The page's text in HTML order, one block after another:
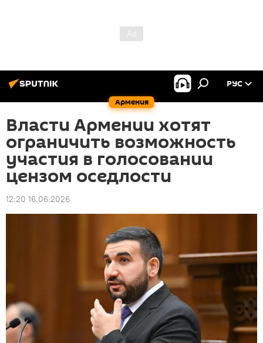
Армения
РУС
Власти Армении хотят
ограничить возможность
участия в голосовании
цензом оседлости
12:20 16.06.2026